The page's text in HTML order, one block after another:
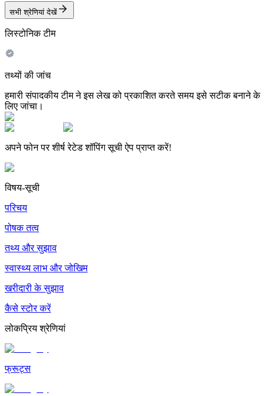
सभी श्रेणियां देखें
लिस्टोनिक टीम
तथ्यों की जांच
हमारी संपादकीय टीम ने इस लेख को प्रकाशित करते समय इसे सटीक बनाने के
लिए जांचा।
अपने फोन पर शीर्ष रेटेड शॉपिंग सूची ऐप प्राप्त करें!
विषय-सूची
परिचय
पोषक तत्व
तथ्य और सुझाव
स्वास्थ्य लाभ और जोखिम
खरीदारी के सुझाव
कैसे स्टोर करें
लोकप्रिय श्रेणियां
फ्रूट्स